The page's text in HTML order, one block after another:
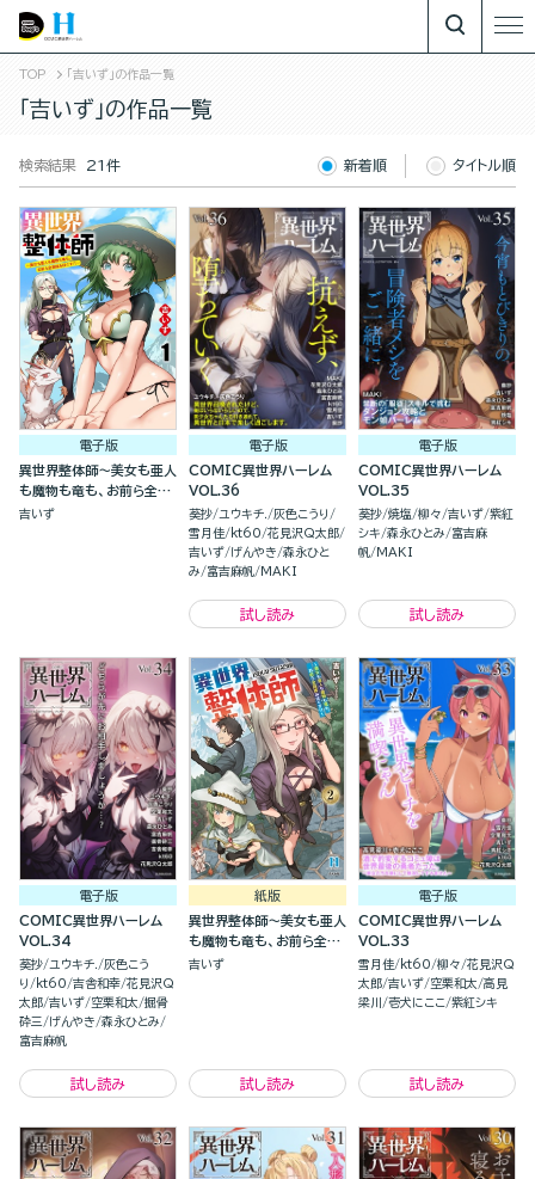
TOP 「吉いず」の作品一覧
「吉いず」の作品一覧
検索結果 21件 新着順 タイトル順
電子版
異世界整体師～美女も亜人
も魔物も竜も、お前ら全員
揉みほぐす！！～(分冊
吉いず
電子版
COMIC異世界ハーレム
VOL.36
葵抄 ユウキチ. 灰色こうり
雪月佳
kt60 花見沢Q太郎
吉いず げんやき 森永ひと
み
富吉麻帆 MAKI
試し読み
電子版
COMIC異世界ハーレム
VOL.35
葵抄 焼塩 柳々 吉いず 紫紅
シキ 森永ひとみ
富吉麻
帆
MAKI
試し読み
電子版
COMIC異世界ハーレム
VOL.34
葵抄 ユウキチ. 灰色こう
り
kt60 吉舎和幸 花見沢Q
太郎 吉いず 空栗和太 掘骨
砕三
げんやき 森永ひとみ
富吉麻帆
試し読み
紙版
異世界整体師～美女も亜人
も魔物も竜も、お前ら全員
揉みほぐす！！～(２)
吉いず
試し読み
電子版
COMIC異世界ハーレム
VOL.33
雪月佳 kt60 柳々 花見沢Q
太郎 吉いず 空栗和太 高見
梁川
壱犬にここ 紫紅シキ
試し読み